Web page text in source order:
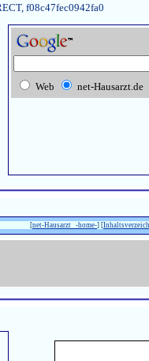
f08c47fec0942fa0
Web net-Hausarzt.de
[net-Hausarzt -home-] [